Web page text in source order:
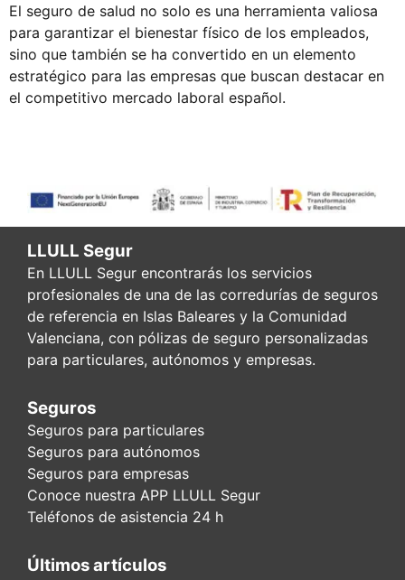
El seguro de salud no solo es una herramienta valiosa
para garantizar el bienestar físico de los empleados,
sino que también se ha convertido en un elemento
estratégico para las empresas que buscan destacar en
el competitivo mercado laboral español.
LLULL Segur
En LLULL Segur encontrarás los servicios
profesionales de una de las corredurías de seguros
de referencia en Islas Baleares y la Comunidad
Valenciana, con pólizas de seguro personalizadas
para particulares, autónomos y empresas.
Seguros
Seguros para particulares
Seguros para autónomos
Seguros para empresas
Conoce nuestra APP LLULL Segur
Teléfonos de asistencia 24 h
Últimos artículos